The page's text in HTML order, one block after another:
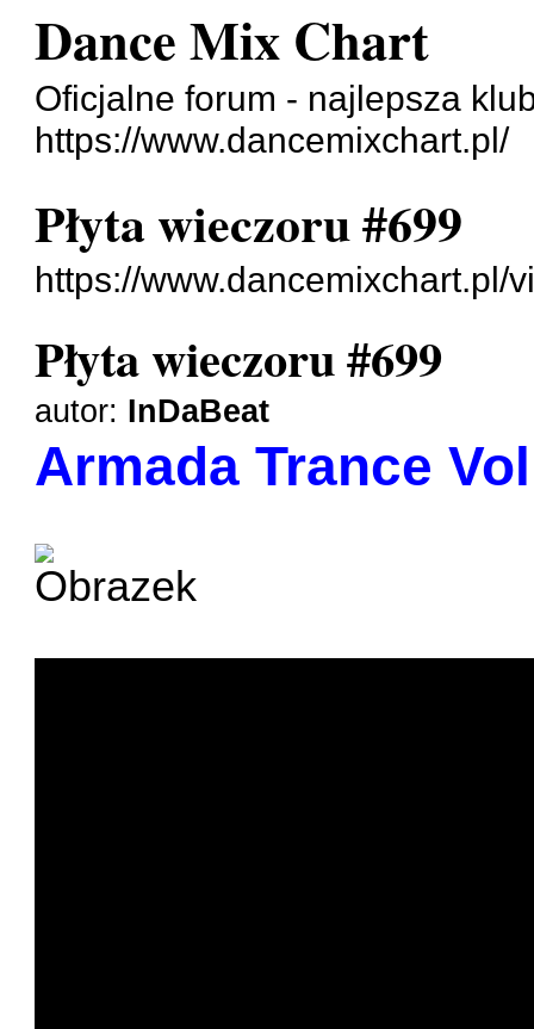
Dance Mix Chart
Oficjalne forum - najlepsza
https://www.dancemixchart.pl/
Płyta wieczoru #699
https://www.dancemixchart.pl/
Płyta wieczoru #699
autor: InDaBeat
Armada Trance